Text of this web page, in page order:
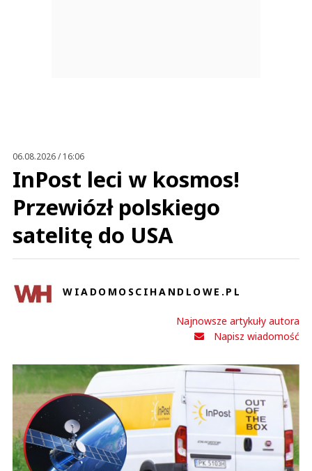
06.08.2026 / 16:06
InPost leci w kosmos!
Przewiózł polskiego
satelitę do USA
WIADOMOSCIHANDLOWE.PL
Najnowsze artykuły autora
Napisz wiadomość